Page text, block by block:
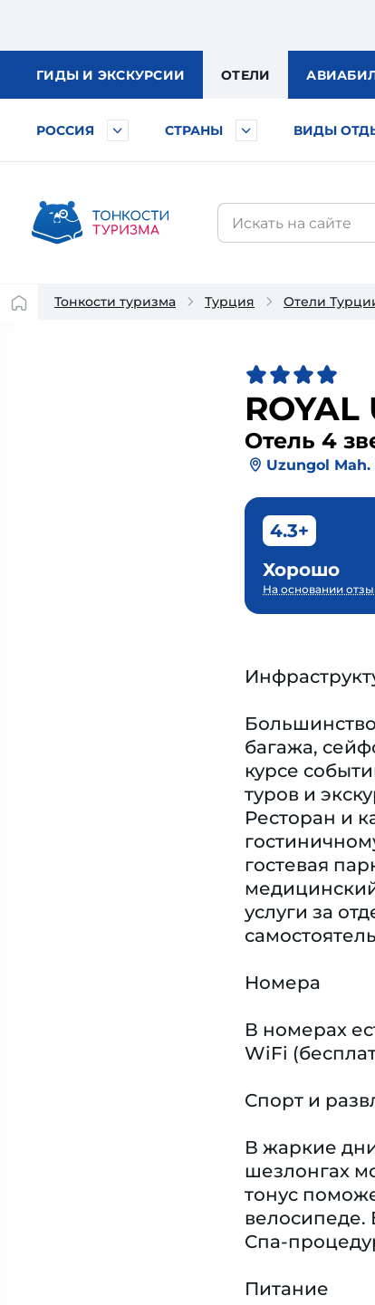
ГИДЫ И ЭКСКУРСИИ ОТЕЛИ АВИА
РОССИЯ СТРАНЫ ВИДЫ
Тонкости туризма Турция Отели
ROYAL
Отель 4
Uzungol Mah.
4.3+
Хорошо
На основании
багажа,
курсе
туров и
Ресторан и
гостевая
услуги за
Номера
В номерах
WiFi
Спорт и
В жаркие
шезлонгах
тонус
велосипеде.
Спа-
Питание